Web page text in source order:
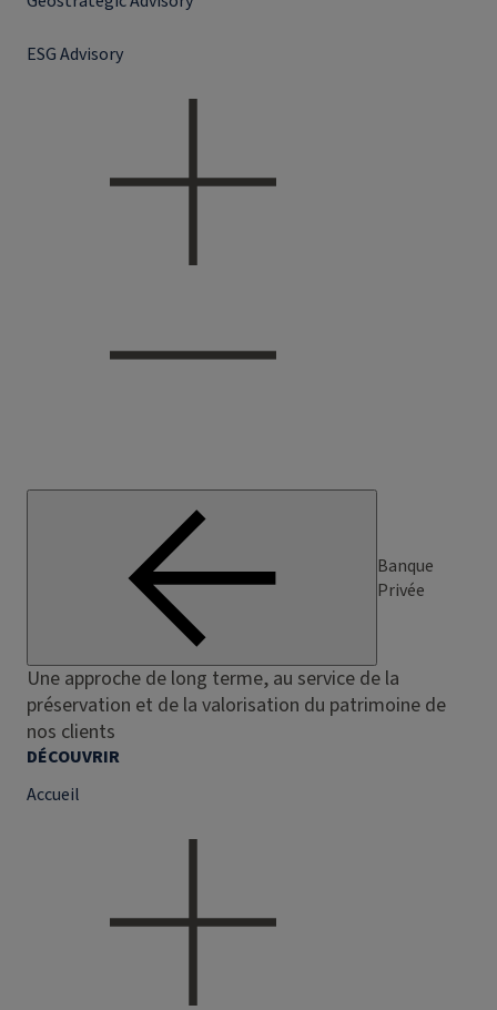
ESG Advisory
Banque
Privée
Une approche de long terme, au service de la
préservation et de la valorisation du patrimoine de
nos clients
DÉCOUVRIR
Accueil